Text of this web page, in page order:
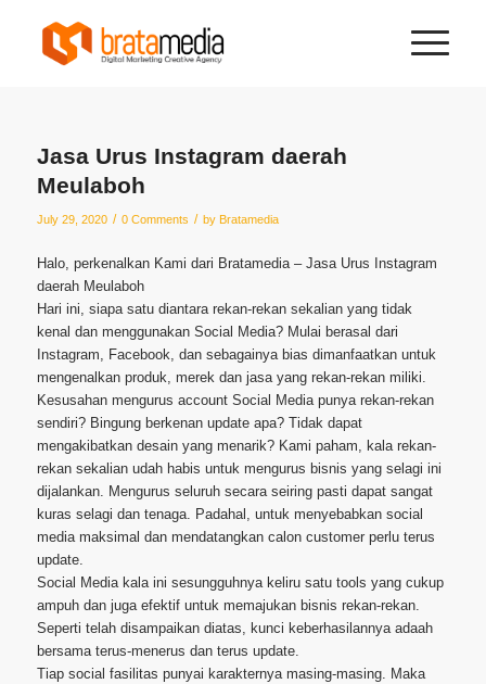
Jasa Urus Instagram daerah
Meulaboh
July 29, 2020 / 0 Comments / by Bratamedia
Halo, perkenalkan Kami dari Bratamedia – Jasa Urus Instagram
daerah Meulaboh
Hari ini, siapa satu diantara rekan-rekan sekalian yang tidak
kenal dan menggunakan Social Media? Mulai berasal dari
Instagram, Facebook, dan sebagainya bias dimanfaatkan untuk
mengenalkan produk, merek dan jasa yang rekan-rekan miliki.
Kesusahan mengurus account Social Media punya rekan-rekan
sendiri? Bingung berkenan update apa? Tidak dapat
mengakibatkan desain yang menarik? Kami paham, kala rekan-
rekan sekalian udah habis untuk mengurus bisnis yang selagi ini
dijalankan. Mengurus seluruh secara seiring pasti dapat sangat
kuras selagi dan tenaga. Padahal, untuk menyebabkan social
media maksimal dan mendatangkan calon customer perlu terus
update.
Social Media kala ini sesungguhnya keliru satu tools yang cukup
ampuh dan juga efektif untuk memajukan bisnis rekan-rekan.
Seperti telah disampaikan diatas, kunci keberhasilannya adaah
bersama terus-menerus dan terus update.
Tiap social fasilitas punyai karakternya masing-masing. Maka